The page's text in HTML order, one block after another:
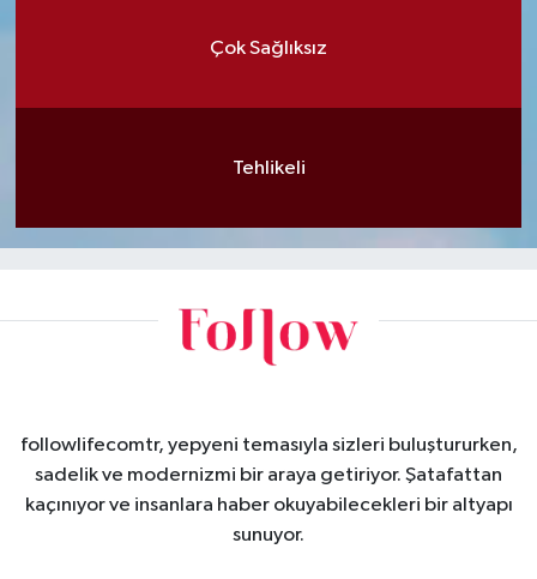
Çok Sağlıksız
Tehlikeli
followlifecomtr, yepyeni temasıyla sizleri buluştururken,
sadelik ve modernizmi bir araya getiriyor. Şatafattan
kaçınıyor ve insanlara haber okuyabilecekleri bir altyapı
sunuyor.